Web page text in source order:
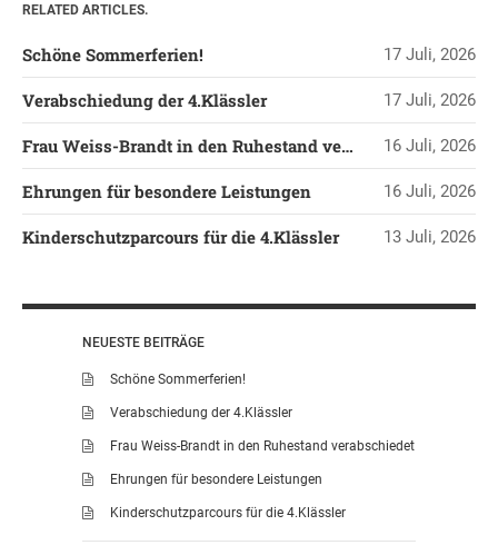
LEITBILD UNSERER
OFFENE
GANZTAGSGRUNDSCHULE
OGGS DOWNLOADS
RELATED ARTICLES.
Schöne Sommerferien! 17 Juli, 2026
Verabschiedung der 4.Klässler 17 Juli, 2026
Frau Weiss-Brandt in den Ruhestand verabschiedet 16 Juli, 2026
Ehrungen für besondere Leistungen 16 Juli, 2026
Kinderschutzparcours für die 4.Klässler 13 Juli, 2026
NEUESTE BEITRÄGE
Schöne Sommerferien!
Verabschiedung der 4.Klässler
Frau Weiss-Brandt in den Ruhestand verabschiedet
Ehrungen für besondere Leistungen
Kinderschutzparcours für die 4.Klässler